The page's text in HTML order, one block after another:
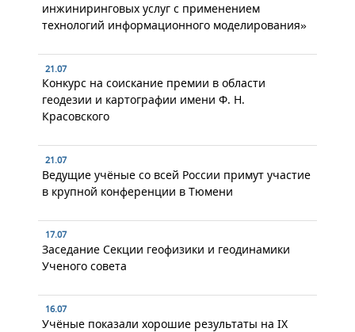
инжиниринговых услуг с применением
технологий информационного моделирования»
21.07
Конкурс на соискание премии в области
геодезии и картографии имени Ф. Н.
Красовского
21.07
Ведущие учёные со всей России примут участие
в крупной конференции в Тюмени
17.07
Заседание Секции геофизики и геодинамики
Ученого совета
16.07
Учёные показали хорошие результаты на IX